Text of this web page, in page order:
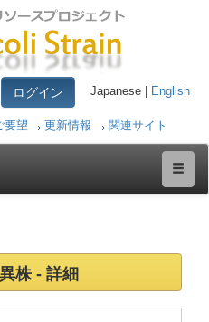
ログイン Japanese | English
要望 更新情報 関連サイト
株 - 詳細